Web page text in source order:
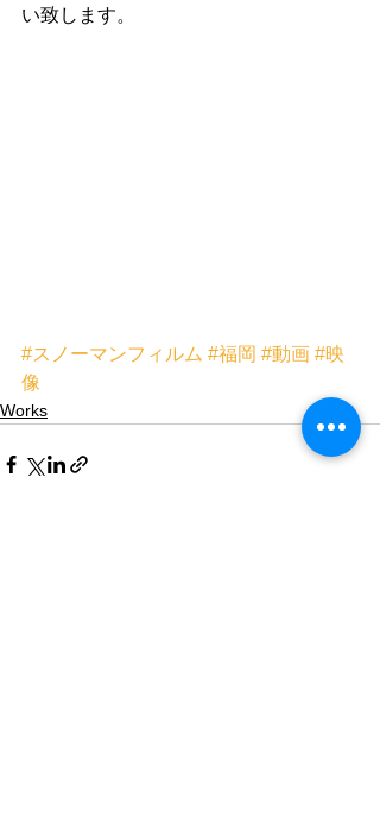
い致します。
#スノーマンフィルム #福岡 #動画 #映
像
Works